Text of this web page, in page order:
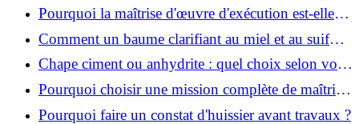
réglementation ?
Pourquoi la maîtrise d'œuvre d'exécution est-elle
indispensable pour vos chantiers ?
Comment un baume clarifiant au miel et au suif
peut-il purifier la peau ?
Chape ciment ou anhydrite : quel choix selon votre
projet ?
Pourquoi choisir une mission complète de maîtrise
d’œuvre pour réussir vos projets?
Pourquoi faire un constat d'huissier avant travaux ?